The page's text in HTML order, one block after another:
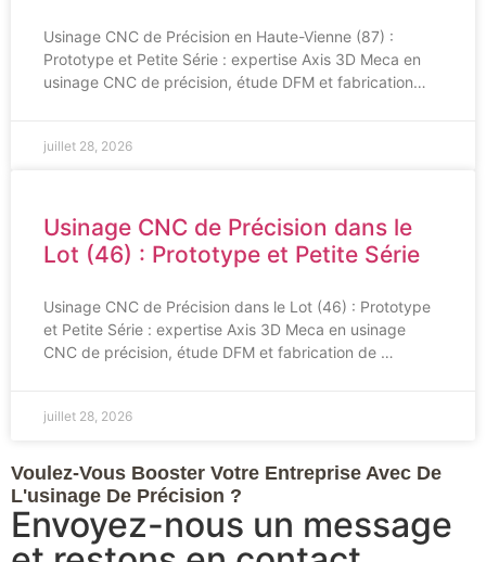
Usinage CNC de Précision en Haute-Vienne (87) :
Prototype et Petite Série : expertise Axis 3D Meca en
usinage CNC de précision, étude DFM et fabrication…
juillet 28, 2026
Usinage CNC de Précision dans le
Lot (46) : Prototype et Petite Série
Usinage CNC de Précision dans le Lot (46) : Prototype
et Petite Série : expertise Axis 3D Meca en usinage
CNC de précision, étude DFM et fabrication de …
juillet 28, 2026
Voulez-Vous Booster Votre Entreprise Avec De
L'usinage De Précision ?
Envoyez-nous un message